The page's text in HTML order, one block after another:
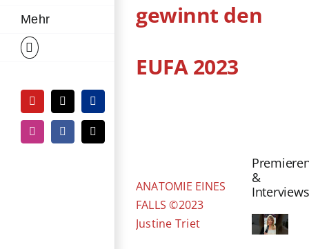
Mehr
YouTubeTiktokPayPal
InstagramFacebook
E-
Mail
gewinnt den
EUFA 2023
ANATOMIE EINES
FALLS ©2023
Justine Triet
&
Interviews